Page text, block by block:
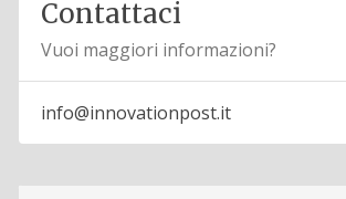
Contattaci
Vuoi maggiori informazioni?
info@innovationpost.it